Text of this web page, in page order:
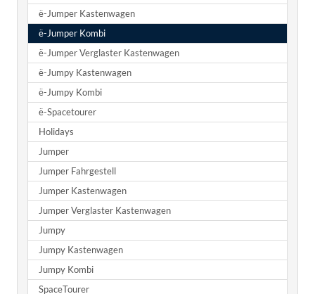
ë-Jumper Kastenwagen
ë-Jumper Kombi
ë-Jumper Verglaster Kastenwagen
ë-Jumpy Kastenwagen
ë-Jumpy Kombi
ë-Spacetourer
Holidays
Jumper
Jumper Fahrgestell
Jumper Kastenwagen
Jumper Verglaster Kastenwagen
Jumpy
Jumpy Kastenwagen
Jumpy Kombi
SpaceTourer